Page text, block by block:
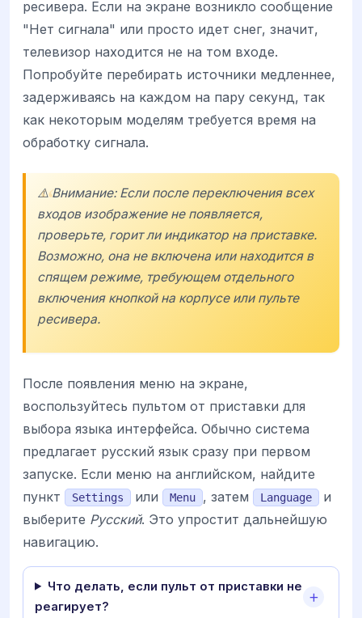
ресивера. Если на экране возникло сообщение
"Нет сигнала" или просто идет снег, значит,
телевизор находится не на том входе.
Попробуйте перебирать источники медленнее,
задерживаясь на каждом на пару секунд, так
как некоторым моделям требуется время на
обработку сигнала.
⚠️ Внимание: Если после переключения всех
входов изображение не появляется,
проверьте, горит ли индикатор на приставке.
Возможно, она не включена или находится в
спящем режиме, требующем отдельного
включения кнопкой на корпусе или пульте
ресивера.
После появления меню на экране,
воспользуйтесь пультом от приставки для
выбора языка интерфейса. Обычно система
предлагает русский язык сразу при первом
запуске. Если меню на английском, найдите
пункт
Settings или Menu , затем Language
и
выберите Русский. Это упростит дальнейшую
навигацию.
Что делать, если пульт от приставки не
реагирует?